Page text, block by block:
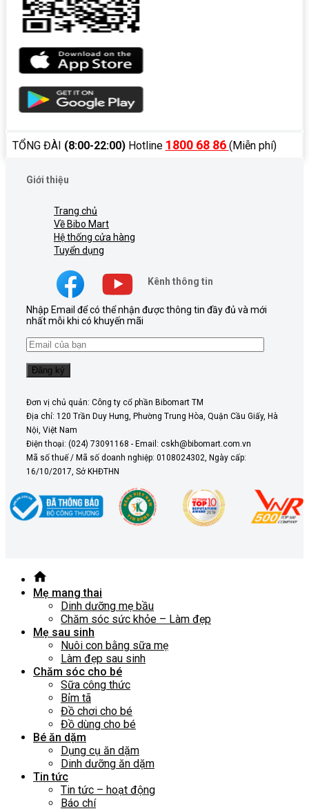
TỔNG ĐÀI (8:00-22:00)Hotline 1800 68 86 (Miễn phí)
Giới thiệu
Trang chủ
Về Bibo Mart
Hệ thống cửa hàng
Tuyển dụng
Kênh thông tin
Nhập Email để có thể nhận được thông tin đầy đủ và mới
nhất mỗi khi có khuyến mãi
Đơn vị chủ quản: Công ty cổ phần Bibomart TM
Địa chỉ: 120 Trần Duy Hưng, Phường Trung Hòa, Quận Cầu Giấy, Hà
Nội, Việt Nam
Điện thoại: (024) 73091168 - Email: cskh@bibomart.com.vn
Mã số thuế / Mã số doanh nghiệp: 0108024302, Ngày cấp:
16/10/2017, Sở KHĐTHN
Mẹ mang thai
Dinh dưỡng mẹ bầu
Chăm sóc sức khỏe – Làm đẹp
Mẹ sau sinh
Nuôi con bằng sữa mẹ
Làm đẹp sau sinh
Chăm sóc cho bé
Sữa công thức
Bỉm tã
Đồ chơi cho bé
Đồ dùng cho bé
Bé ăn dặm
Dụng cụ ăn dặm
Dinh dưỡng ăn dặm
Tin tức
Tin tức – hoạt động
Báo chí